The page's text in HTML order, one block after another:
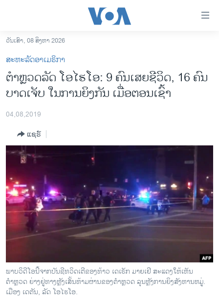
ເຂົ້າ
ຫາ
ຂ້າມ
ຂ້າມ
ຫາ
ລາວ
ອາເມຣິກາ
ຂ່າວ​ຈີນ
ໂລກ
ເອເຊຍ
ອິດສະຫຼະພາບດ້ານການຂ່າວ
ຊີວິດຊາວລາວ
ຊຸມຊົນຊາວລາວ
ວິທະຍາສາດ-ເທັກໂນໂລຈີ
ພາສາອັງກິດ
ວີດີໂອ
ສຽງ
ວັນເສົາ, 08 ສິງຫາ 2026
ສະຫະລັດອາເມຣິກາ
ຕຳຫຼວດລັດ ໂອ​ໄຮ​ໂອ: 9 ຄົນ​ເສຍ​ຊີ​ວິດ, 16 ຄົນ
ບາດ​ເຈັບ ໃນ​ການ​​ຍິງ​ກັນ ​ເມື່ອ​ຕອນ​ເຊົ້າ
04,08,2019
ແຊຣ໌
ພາບ​ວິ​ດີ​ໂອນີ້​ຈາກ​ບັນ​ຊີ​ທວິດ​ເຕີ​ຂອງ​ທ້າວ ເດ​ເຣັກ ມາຍ​ເຢີ ສະ​ແດງ​ໃຫ້​ເຫັນ​
ຕຳຫຼວດ ຍ່າງ​ຢູ່​ທາງຫຼັງ​ເສັ້ນ​ຫ້າມ​ຜ່ານ​ຂອງ​ຕຳຫຼວດ ລຸນຫຼັງ​ການ​ຍິງ​ສັ​ງຫານ​ຫມູ່.
ເມືອງ ເດ​ຕັນ, ລັດ ໂອ​ໄຮ​ໂອ.